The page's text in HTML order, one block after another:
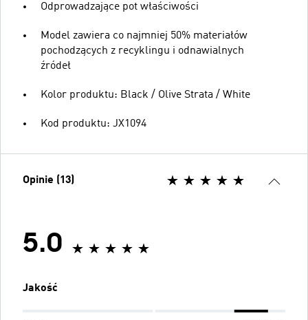
Odprowadzające pot właściwości
Model zawiera co najmniej 50% materiałów
pochodzących z recyklingu i odnawialnych
źródeł
Kolor produktu: Black / Olive Strata / White
Kod produktu: JX1094
Opinie (13)
5.0
Jakość